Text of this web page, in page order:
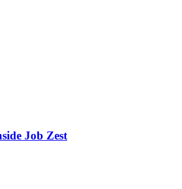
Job Zest